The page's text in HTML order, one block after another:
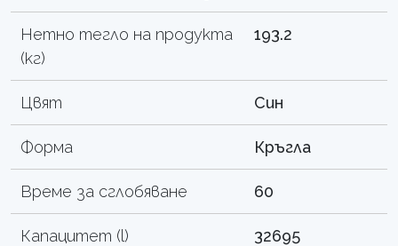
Нетно тегло на продукта
(кг)
193.2
Цвят Син
Форма Кръгла
Време за сглобяване 60
Капацитет (l) 32695